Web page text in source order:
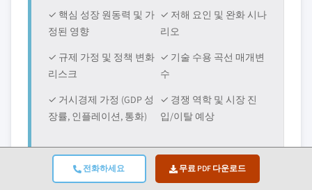
전화하세요 무료 PDF 다운로드
✓ 핵심 성장 원동력 및 가
정된 영향
✓ 저해 요인 및 완화 시나
리오
✓ 규제 가정 및 정책 변화
리스크
✓ 기술 수용 곡선 매개변
수
✓ 거시경제 가정 (GDP 성
장률, 인플레이션, 통화)
✓ 경쟁 역학 및 시장 진
입/이탈 예상